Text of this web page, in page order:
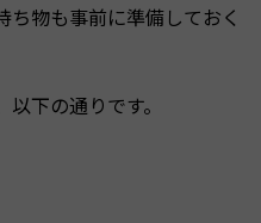
物も事前に準備しておく
下の通りです。